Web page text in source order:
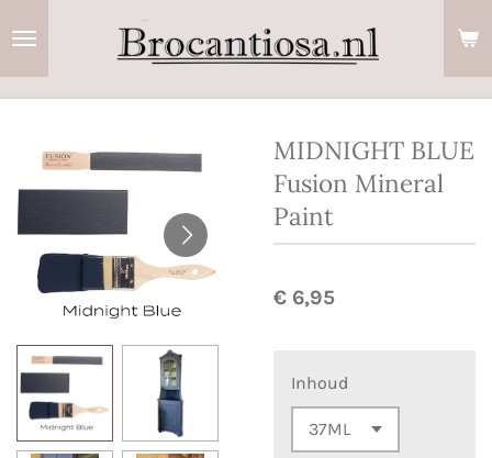
MIDNIGHT BLUE
Fusion Mineral
Paint
€ 6,95
Inhoud